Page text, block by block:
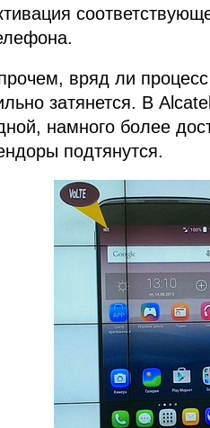
вряд ли
затянется. В
намного более
подтянутся.